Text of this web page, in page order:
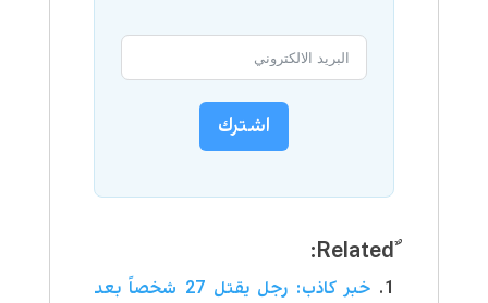
اشترك
ٌRelated:
خبر كاذب: رجل يقتل 27 شخصاً بعد